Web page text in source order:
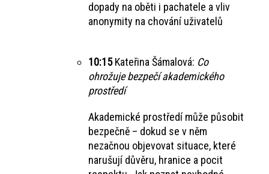
dopady na oběti i pachatele a vliv
anonymity na chování uživatelů
10:15Kateřina Šámalová: Co
ohrožuje bezpečí akademického
prostředí
Akademické prostředí může působit
bezpečně – dokud se v něm
nezačnou objevovat situace, které
narušují důvěru, hranice a pocit